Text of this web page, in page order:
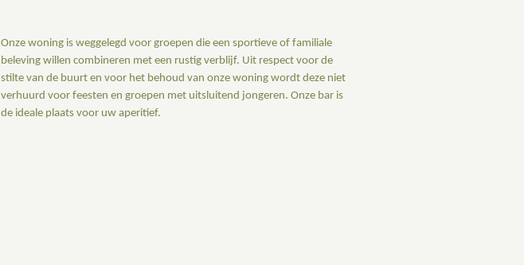
Onze woning is weggelegd voor groepen die een sportieve of familiale
beleving willen combineren met een rustig verblijf. Uit respect voor de
stilte van de buurt en voor het behoud van onze woning wordt deze niet
verhuurd voor feesten en groepen met uitsluitend jongeren. Onze bar is
de ideale plaats voor uw aperitief.